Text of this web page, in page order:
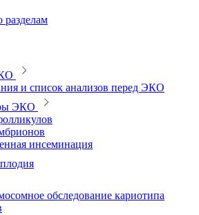
разделам
и список анализов перед ЭКО
ЭКО
инсеминация
обследование кариотипа